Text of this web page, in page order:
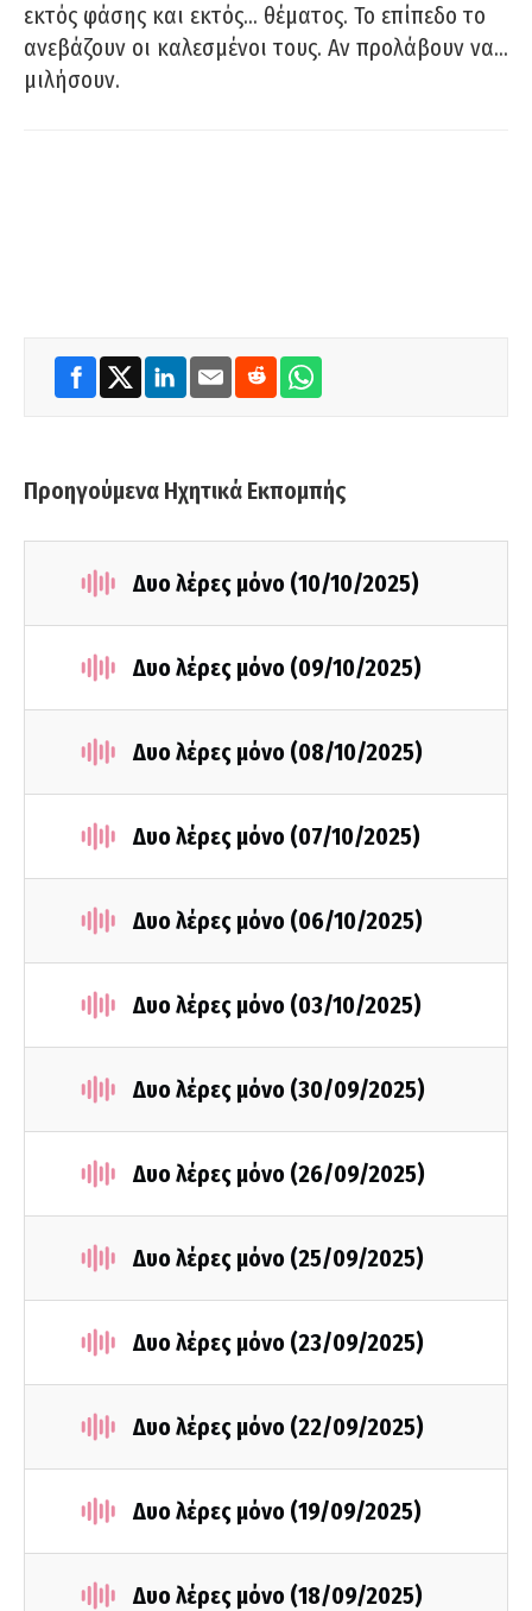
εκτός φάσης και εκτός… θέματος. Το επίπεδο το
ανεβάζουν οι καλεσμένοι τους. Αν προλάβουν να…
μιλήσουν.
Προηγούμενα Ηχητικά Εκπομπής
Δυο λέρες μόνο (10/10/2025)
Δυο λέρες μόνο (09/10/2025)
Δυο λέρες μόνο (08/10/2025)
Δυο λέρες μόνο (07/10/2025)
Δυο λέρες μόνο (06/10/2025)
Δυο λέρες μόνο (03/10/2025)
Δυο λέρες μόνο (30/09/2025)
Δυο λέρες μόνο (26/09/2025)
Δυο λέρες μόνο (25/09/2025)
Δυο λέρες μόνο (23/09/2025)
Δυο λέρες μόνο (22/09/2025)
Δυο λέρες μόνο (19/09/2025)
Δυο λέρες μόνο (18/09/2025)